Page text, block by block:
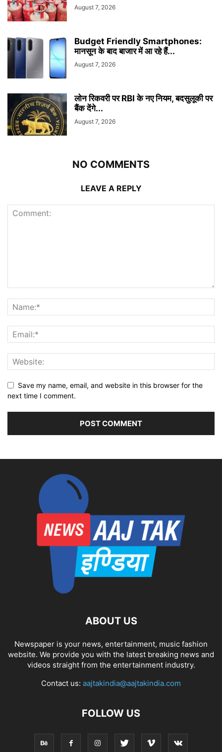
August 7, 2026
Budget Friendly Smartphones:
मानसून के बाद बाजार में आ रहे हैं...
August 7, 2026
लोन रिकवरी पर RBI के नए नियम, बदसुलूकी पर
बैंक देंगे...
August 7, 2026
NO COMMENTS
LEAVE A REPLY
Save my name, email, and website in this browser for the
next time I comment.
ABOUT US
Newspaper is your news, entertainment, music fashion
website. We provide you with the latest breaking news and
videos straight from the entertainment industry.
Contact us: aajtakindia@aajtakindia.com
FOLLOW US